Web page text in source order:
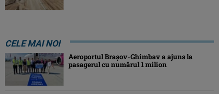
CELE MAI NOI
Aeroportul Brașov-Ghimbav a ajuns la
pasagerul cu numărul 1 milion